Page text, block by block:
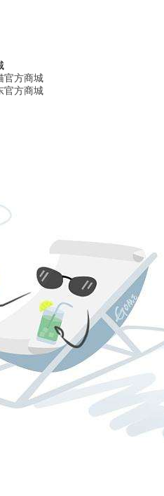
官方商城
官方商城